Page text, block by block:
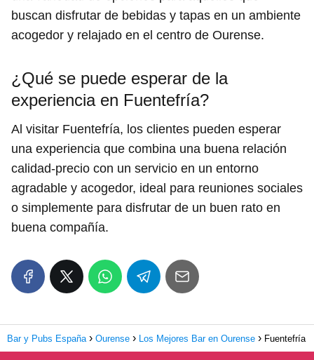
buscan disfrutar de bebidas y tapas en un ambiente
acogedor y relajado en el centro de Ourense.
¿Qué se puede esperar de la
experiencia en Fuentefría?
Al visitar Fuentefría, los clientes pueden esperar
una experiencia que combina una buena relación
calidad-precio con un servicio en un entorno
agradable y acogedor, ideal para reuniones sociales
o simplemente para disfrutar de un buen rato en
buena compañía.
Bar y Pubs España Ourense Los Mejores Bar en Ourense Fuentefría